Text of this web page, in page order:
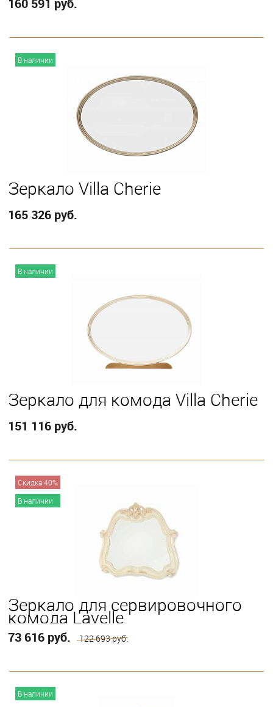
160 591 руб.
В наличии
Зеркало Villa Cherie
165 326 руб.
В наличии
Зеркало для комода Villa Cherie
151 116 руб.
Скидка 40%
В наличии
Зеркало для сервировочного
комода Lavelle
73 616 руб. 122 693 руб.
В наличии